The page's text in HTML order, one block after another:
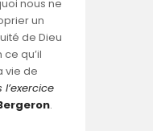
nous ne
un
de Dieu
qu’il
vie de
.